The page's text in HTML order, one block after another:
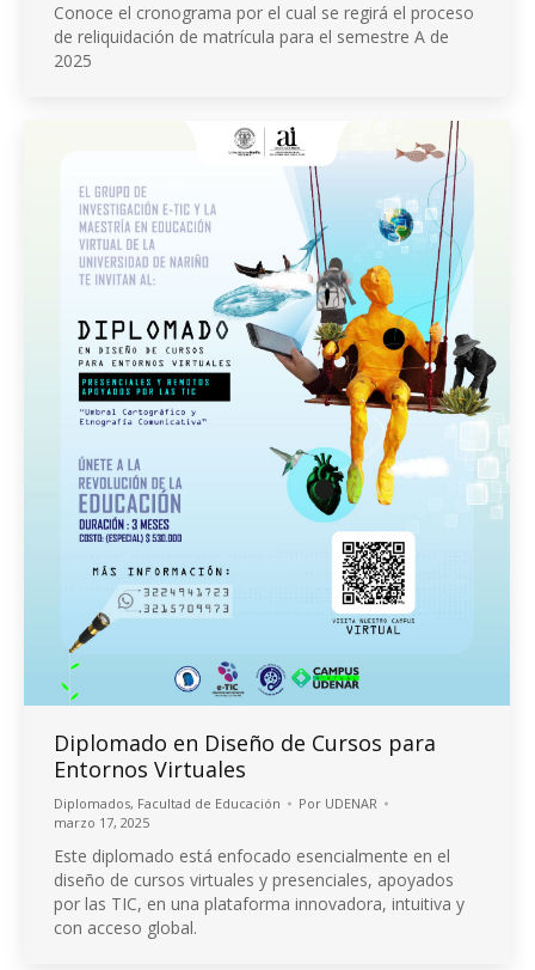
Conoce el cronograma por el cual se regirá el proceso
de reliquidación de matrícula para el semestre A de
2025
Diplomado en Diseño de Cursos para
Entornos Virtuales
Diplomados, Facultad de Educación Por UDENAR
marzo 17, 2025
Este diplomado está enfocado esencialmente en el
diseño de cursos virtuales y presenciales, apoyados
por las TIC, en una plataforma innovadora, intuitiva y
con acceso global.